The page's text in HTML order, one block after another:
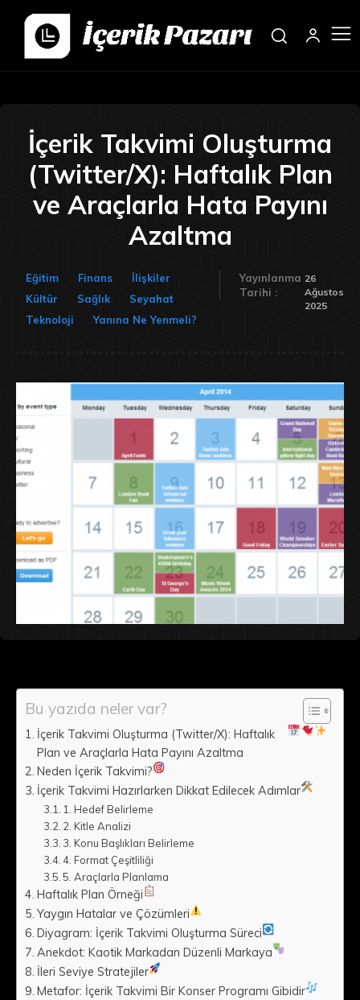
İçerik Takvimi Oluşturma
(Twitter/X): Haftalık Plan
ve Araçlarla Hata Payını
Azaltma
Eğitim Finans
İlişkiler
Kültür
Sağlık
Seyahat
Teknoloji
Yanına Ne Yenmeli?
Yayınlanma
Tarihi :
26
Ağustos
2025
Bu yazıda neler var?
İçerik Takvimi Oluşturma (Twitter/X): Haftalık
Plan ve Araçlarla Hata Payını Azaltma
Neden İçerik Takvimi?
İçerik Takvimi Hazırlarken Dikkat Edilecek Adımlar
1. Hedef Belirleme
2. Kitle Analizi
3. Konu Başlıkları Belirleme
4. Format Çeşitliliği
5. Araçlarla Planlama
Haftalık Plan Örneği
Yaygın Hatalar ve Çözümleri
Diyagram: İçerik Takvimi Oluşturma Süreci
Anekdot: Kaotik Markadan Düzenli Markaya
İleri Seviye Stratejiler
Metafor: İçerik Takvimi Bir Konser Programı Gibidir